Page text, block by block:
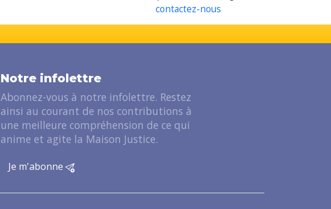
contactez-nous
Notre infolettre
Abonnez-vous à notre infolettre. Restez
ainsi au courant de nos contributions à
une meilleure compréhension de ce qui
anime et agite la Maison Justice.
Je m'abonne